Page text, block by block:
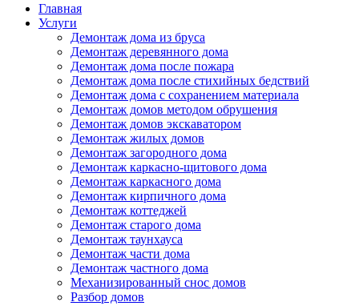
Главная
Услуги
Демонтаж дома из бруса
Демонтаж деревянного дома
Демонтаж дома после пожара
Демонтаж дома после стихийных бедствий
Демонтаж дома с сохранением материала
Демонтаж домов методом обрушения
Демонтаж домов экскаватором
Демонтаж жилых домов
Демонтаж загородного дома
Демонтаж каркасно-щитового дома
Демонтаж каркасного дома
Демонтаж кирпичного дома
Демонтаж коттеджей
Демонтаж старого дома
Демонтаж таунхауса
Демонтаж части дома
Демонтаж частного дома
Механизированный снос домов
Разбор домов